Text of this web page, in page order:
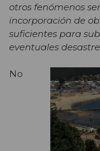
otros fenómenos
incorporación de
suficientes para
eventuales
No